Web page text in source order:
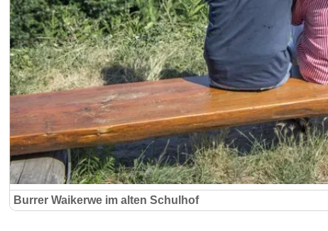
Burrer Waikerwe im alten Schulhof